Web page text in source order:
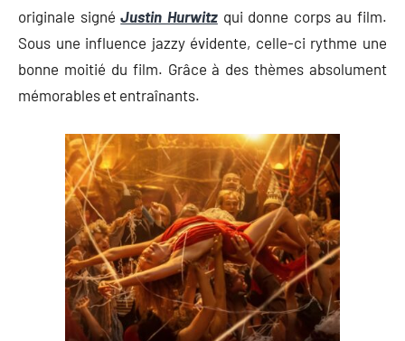
originale signéJustin Hurwitzqui donne corps au film.
Sous une influence jazzy évidente, celle-ci rythme une
bonne moitié du film. Grâce à des thèmes absolument
mémorables et entraînants.